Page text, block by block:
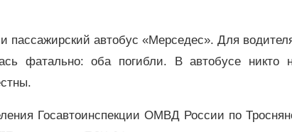
пассажирский автобус «Мерседес». Для
фатально: оба погибли. В автобусе никто
Госавтоинспекции ОМВД России по